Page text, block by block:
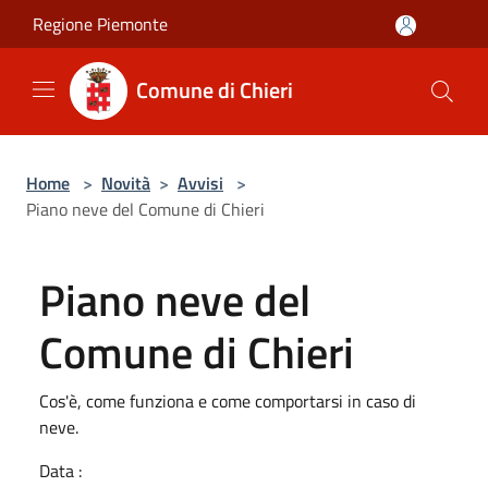
Salta al contenuto principale
Regione Piemonte
Comune di Chieri
Home > Novità > Avvisi >
Piano neve del Comune di Chieri
Piano neve del
Comune di Chieri
Cos'è, come funziona e come comportarsi in caso di
neve.
Data :